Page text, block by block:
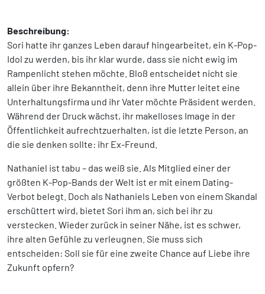
Beschreibung:
Sori hatte ihr ganzes Leben darauf hingearbeitet, ein K-Pop-
Idol zu werden, bis ihr klar wurde, dass sie nicht ewig im
Rampenlicht stehen möchte. Bloß entscheidet nicht sie
allein über ihre Bekanntheit, denn ihre Mutter leitet eine
Unterhaltungsfirma und ihr Vater möchte Präsident werden.
Während der Druck wächst, ihr makelloses Image in der
Öffentlichkeit aufrechtzuerhalten, ist die letzte Person, an
die sie denken sollte: ihr Ex-Freund.
Nathaniel ist tabu – das weiß sie. Als Mitglied einer der
größten K-Pop-Bands der Welt ist er mit einem Dating-
Verbot belegt. Doch als Nathaniels Leben von einem Skandal
erschüttert wird, bietet Sori ihm an, sich bei ihr zu
verstecken. Wieder zurück in seiner Nähe, ist es schwer,
ihre alten Gefühle zu verleugnen. Sie muss sich
entscheiden: Soll sie für eine zweite Chance auf Liebe ihre
Zukunft opfern?